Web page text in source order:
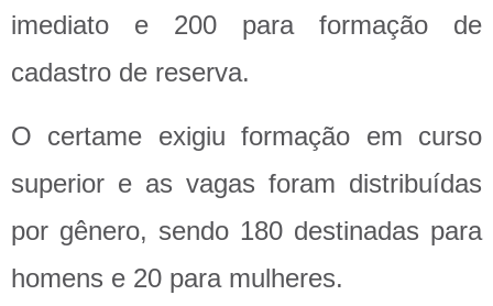
imediato e 200 para formação de
cadastro de reserva.
O certame exigiu formação em curso
superior e as vagas foram distribuídas
por gênero, sendo 180 destinadas para
homens e 20 para mulheres.